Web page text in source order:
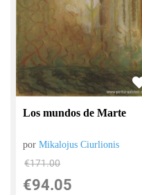
Los mundos de Marte
porMikalojus Ciurlionis
€171.00
€94.05